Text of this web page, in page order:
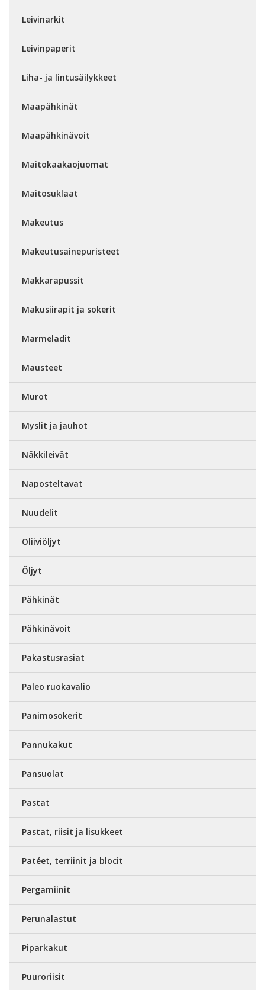
Leivinarkit
Leivinpaperit
Liha- ja lintusäilykkeet
Maapähkinät
Maapähkinävoit
Maitokaakaojuomat
Maitosuklaat
Makeutus
Makeutusainepuristeet
Makkarapussit
Makusiirapit ja sokerit
Marmeladit
Mausteet
Murot
Myslit ja jauhot
Näkkileivät
Naposteltavat
Nuudelit
Oliiviöljyt
Öljyt
Pähkinät
Pähkinävoit
Pakastusrasiat
Paleo ruokavalio
Panimosokerit
Pannukakut
Pansuolat
Pastat
Pastat, riisit ja lisukkeet
Patéet, terriinit ja blocit
Pergamiinit
Perunalastut
Piparkakut
Puuroriisit